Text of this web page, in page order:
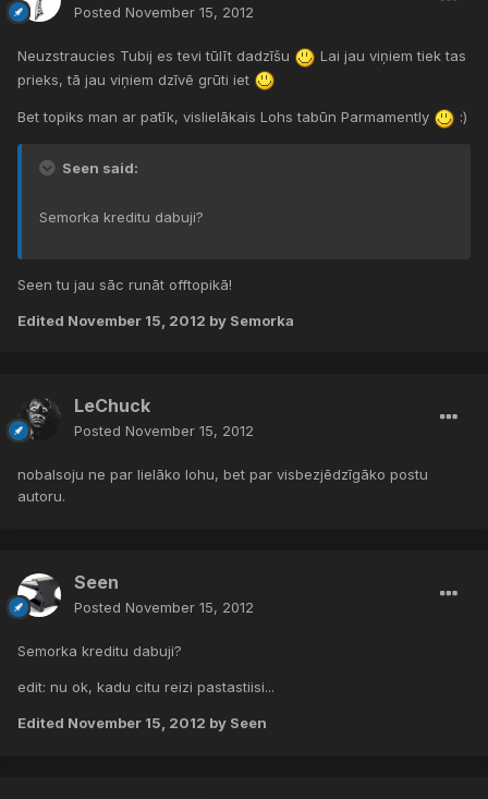
Posted November 15, 2012
Neuzstraucies Tubij es tevi tūlīt dadzīšu
Lai jau viņiem tiek tas
prieks, tā jau viņiem dzīvē grūti iet
Bet topiks man ar patīk, vislielākais Lohs tabūn Parmamently :)
Seen said:
Semorka kreditu dabuji?
Seen tu jau sāc runāt offtopikā!
Edited November 15, 2012 by Semorka
LeChuck
Posted November 15, 2012
nobalsoju ne par lielāko lohu, bet par visbezjēdzīgāko postu
autoru.
Seen
Posted November 15, 2012
Semorka kreditu dabuji?
edit: nu ok, kadu citu reizi pastastiisi...
Edited November 15, 2012 by Seen